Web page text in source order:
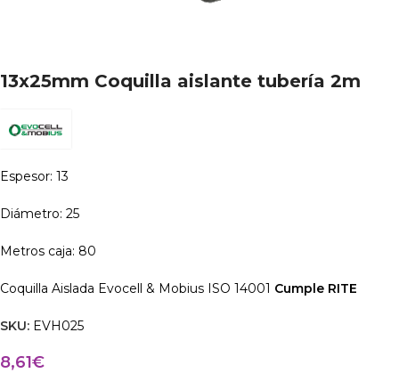
13x25mm Coquilla aislante tubería 2m
Espesor: 13
Diámetro: 25
Metros caja: 80
Coquilla Aislada Evocell & Mobius ISO 14001 Cumple RITE
SKU: EVH025
8,61€